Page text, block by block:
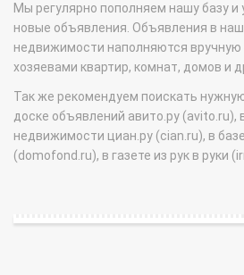
Мы регулярно пополняем нашу базу и
новые объявления. Объявления в
недвижимости наполняются вручную
хозяевами квартир, комнат, домов и
Так же рекомендуем поискать
доске объявлений авито.ру (avito.ru),
недвижимости циан.ру (cian.ru), в
(domofond.ru), в газете из рук в руки